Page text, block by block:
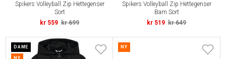
Spikers Volleyball Zip Hettegenser
Sort
kr 559 kr 699
Spikers Volleyball Zip Hettegenser
Barn Sort
kr 519 kr 649
DAME
NY
NY